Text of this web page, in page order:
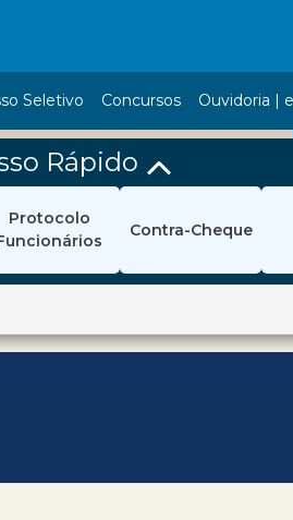
Seletivo Concursos Ouvidoria |
Rápido
Protocolo
Contra-Cheque